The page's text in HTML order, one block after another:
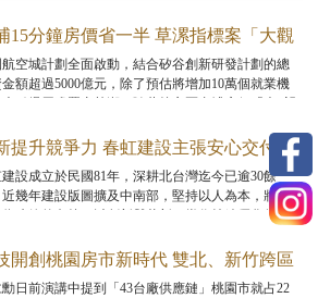
15分鐘房價省一半 草漯指標案「大觀
」補漲可期
空城計劃全面啟動，結合矽谷創新研發計劃的總
額超過5000億元，除了預估將增加10萬個就業機
埔車程15分鐘、房價僅1/2的觀音草漯重劃區，增
提升競爭力 春虹建設主張安心交付的
建築
設成立於民國81年，深耕北台灣迄今已逾30餘
幾年建設版圖擴及中南部，堅持以人為本，將幸
為建築的內核，以創新與革新，當作持續優化的原
開創桃園房市新時代 雙北、新竹跨區
首選
日前演講中提到「43台廠供應鏈」桃園市就占22